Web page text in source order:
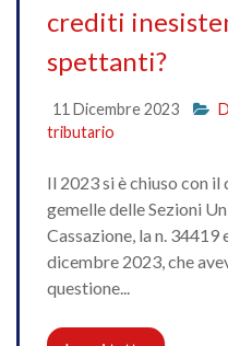
crediti
spettanti?
11 Dicembre 2023
tributario
Il 2023 si è chiuso con
gemelle delle Sezioni
Cassazione, la n. 34419
dicembre 2023, che
questione...